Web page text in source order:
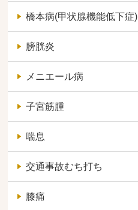
橋本病(甲状腺機能低下症)
膀胱炎
メニエール病
子宮筋腫
喘息
交通事故むち打ち
膝痛